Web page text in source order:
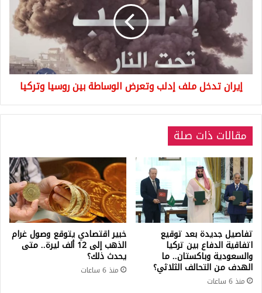
وتعرض
الوساطة
بين
روسيا
وتركيا
إيران تدخل ملف إدلب وتعرض الوساطة بين روسيا وتركيا
مقالات ذات صلة
تفاصيل جديدة بعد توقيع
اتفاقية الدفاع بين تركيا
والسعودية وباكستان.. ما
الهدف من التحالف الثلاثي؟
منذ 6 ساعات
خبير اقتصادي يتوقع وصول غرام
الذهب إلى 12 ألف ليرة.. متى
يحدث ذلك؟
منذ 6 ساعات